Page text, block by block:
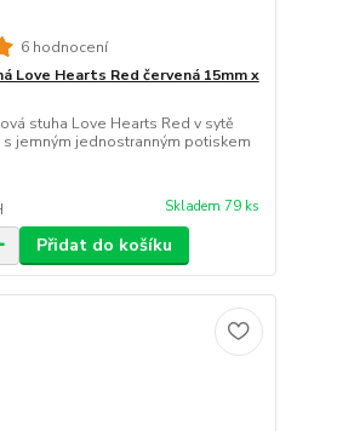
6 hodnocení
Love Hearts Red červená 15mm x
stuha Love Hearts Red v sytě
s jemným jednostranným potiskem
Skladem 79 ks
Přidat do košíku